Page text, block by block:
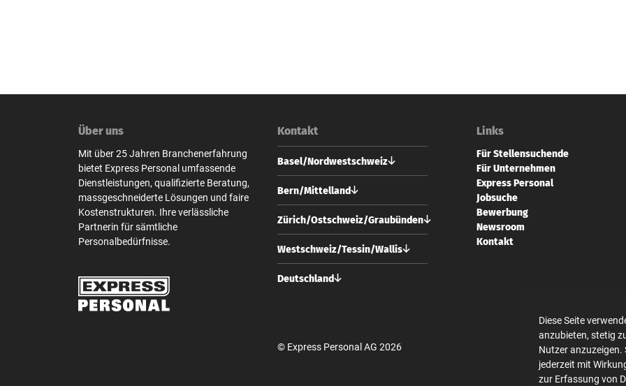
Über uns
Mit über 25 Jahren Branchenerfahrung
bietet Express Personal umfassende
Dienstleistungen, qualifizierte Beratung,
massgeschneiderte Lösungen und faire
Kostenstrukturen. Ihre verlässliche
Partnerin für sämtliche
Personalbedürfnisse.
Kontakt
Basel/Nordwestschweiz
Express Personal AG
Steinenvorstadt 73
CH-4010 Basel
+41 61 228 70 10
basel@expresspersonal.ch
Bern/Mittelland
Express Personal AG
Zeughausgasse 24
CH-3001 Bern
+41 31 318 98 18
bern@expresspersonal.ch
Zürich/Ostschweiz/Graubünden
Express Personal AG
Bahnhofstrasse 10
CH-8001 Zürich
Westschweiz/Tessin/Wallis
Express Personal AG
Zeughausgasse 24
bern@expresspersonal.ch
Deutschland
+49 30 700 140 340
Links
Für Stellensuchende
Für Unternehmen
Express Personal
Jobsuche
Bewerbung
Newsroom
Kontakt
© Express Personal AG 2026
Diese Seite
anzubieten, stetig
Nutzer
jederzeit mit
zur Erfassung von